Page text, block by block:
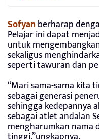
Sofyan berharap
Pelajar ini dapat
untuk
sekaligus
seperti tawuran dan
“Mari sama-sama kita
sebagai generasi
sehingga kedepannya
sebagai atlet andalan
mengharumkan nama